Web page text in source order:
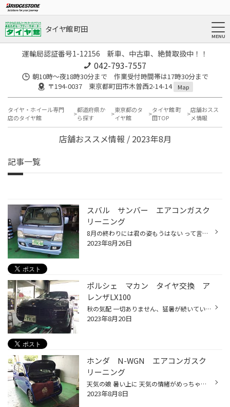
タイヤ館 町田
運輸局認証番号1-12156 新車、中古車、絶賛取扱中！！
042-793-7557
朝10時～夜18時30分まで 作業受付時間帯は17時30分まで
〒194-0037 東京都町田市木曽西2-14-14
Map
タイヤ・ホイール専門
店のタイヤ館
都道府県か
ら探す
東京都のタ
イヤ館
タイヤ館 町
田TOP
店舗おスス
メ情報
店舗おススメ情報 / 2023年8月
記事一覧
スバル サンバー エアコンガスク
リーニング
8月の終わりには君の姿もうはない って言うアニメのタイトルありそうじゃ有りませんか？？ 儚くも切ない夏の終わりの物語が始まりそうですが お外はいつまで経っても秋に近づきません 何なら沖縄県が今1番涼しいとか… 毎年毎年言ってますが、いつまでこの暑さが、激猛暑が、続くのでしょうか… エア...
2023年8月26日
ポルシェ マカン タイヤ交換 ア
レンザLX100
秋の気配 一切ありません、猛暑が続いていますがお元気ですか？？ あたしは首が一生痛いです、困りました ポルシェマカン ポルシェカイエンを小さくしたようなSUV タイヤ交換をしました^ ^ 溝が少なくなっているのと、劣化ですね この車は前後でタイヤサイズが異なります フロント235/55R19 リア255...
2023年8月20日
ホンダ N-WGN エアコンガスク
リーニング
天気の娘 暑い上に 天気の情緒がめっちゃ不安定です 大雨でした と思ったらかんかん照りの晴れ と思ったらまた大雨 と思ったら…の繰り返し 蒸してるわねぇ… 台風もまたきそうだし 車のエアコン、冷房、効いてます？？ と言うか それは効いてるつもり、かもしれませんよ？？ そんな中でN-WGNさん 効...
2023年8月8日